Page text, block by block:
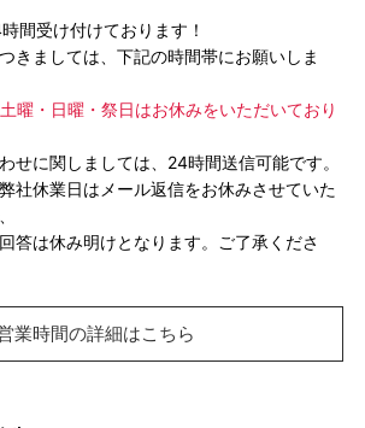
間受け付けております！
きましては、下記の時間帯にお願いしま
曜・日曜・祭日はお休みをいただいており
せに関しましては、24時間送信可能です。
社休業日はメール返信をお休みさせていた
答は休み明けとなります。ご了承くださ
業時間の詳細はこちら